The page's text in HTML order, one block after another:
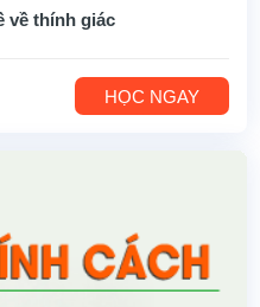
về thính giác
HỌC NGAY